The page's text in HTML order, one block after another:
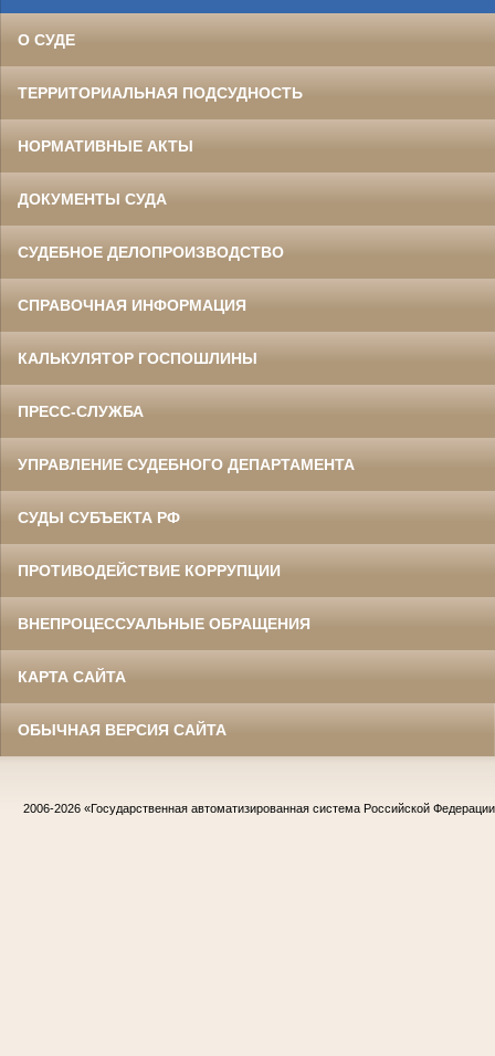
О СУДЕ
ТЕРРИТОРИАЛЬНАЯ ПОДСУДНОСТЬ
НОРМАТИВНЫЕ АКТЫ
ДОКУМЕНТЫ СУДА
СУДЕБНОЕ ДЕЛОПРОИЗВОДСТВО
СПРАВОЧНАЯ ИНФОРМАЦИЯ
КАЛЬКУЛЯТОР ГОСПОШЛИНЫ
ПРЕСС-СЛУЖБА
УПРАВЛЕНИЕ СУДЕБНОГО ДЕПАРТАМЕНТА
СУДЫ СУБЪЕКТА РФ
ПРОТИВОДЕЙСТВИЕ КОРРУПЦИИ
ВНЕПРОЦЕССУАЛЬНЫЕ ОБРАЩЕНИЯ
КАРТА САЙТА
ОБЫЧНАЯ ВЕРСИЯ САЙТА
2006-2026 «Государственная автоматизированная система Российской